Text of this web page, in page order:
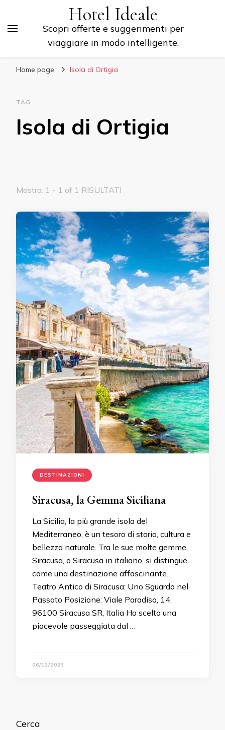
Hotel Ideale
Scopri offerte e suggerimenti per
viaggiare in modo intelligente.
Home page Isola di Ortigia
TAG
Isola di Ortigia
Mostra: 1 - 1 of 1 RISULTATI
DESTINAZIONI
Siracusa, la Gemma Siciliana
La Sicilia, la più grande isola del
Mediterraneo, è un tesoro di storia, cultura e
bellezza naturale. Tra le sue molte gemme,
Siracusa, o Siracusa in italiano, si distingue
come una destinazione affascinante.
Teatro Antico di Siracusa: Uno Sguardo nel
Passato Posizione: Viale Paradiso, 14,
96100 Siracusa SR, Italia Ho scelto una
piacevole passeggiata dal …
06/12/2023
Cerca